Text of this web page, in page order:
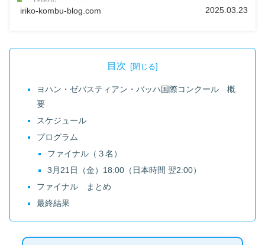
iriko-kombu-blog.com 2025.03.23
目次
ヨハン・ゼバスティアン・バッハ国際コンクール 概
要
スケジュール
プログラム
ファイナル（３名）
3月21日（金）18:00（日本時間 翌2:00）
ファイナル まとめ
最終結果